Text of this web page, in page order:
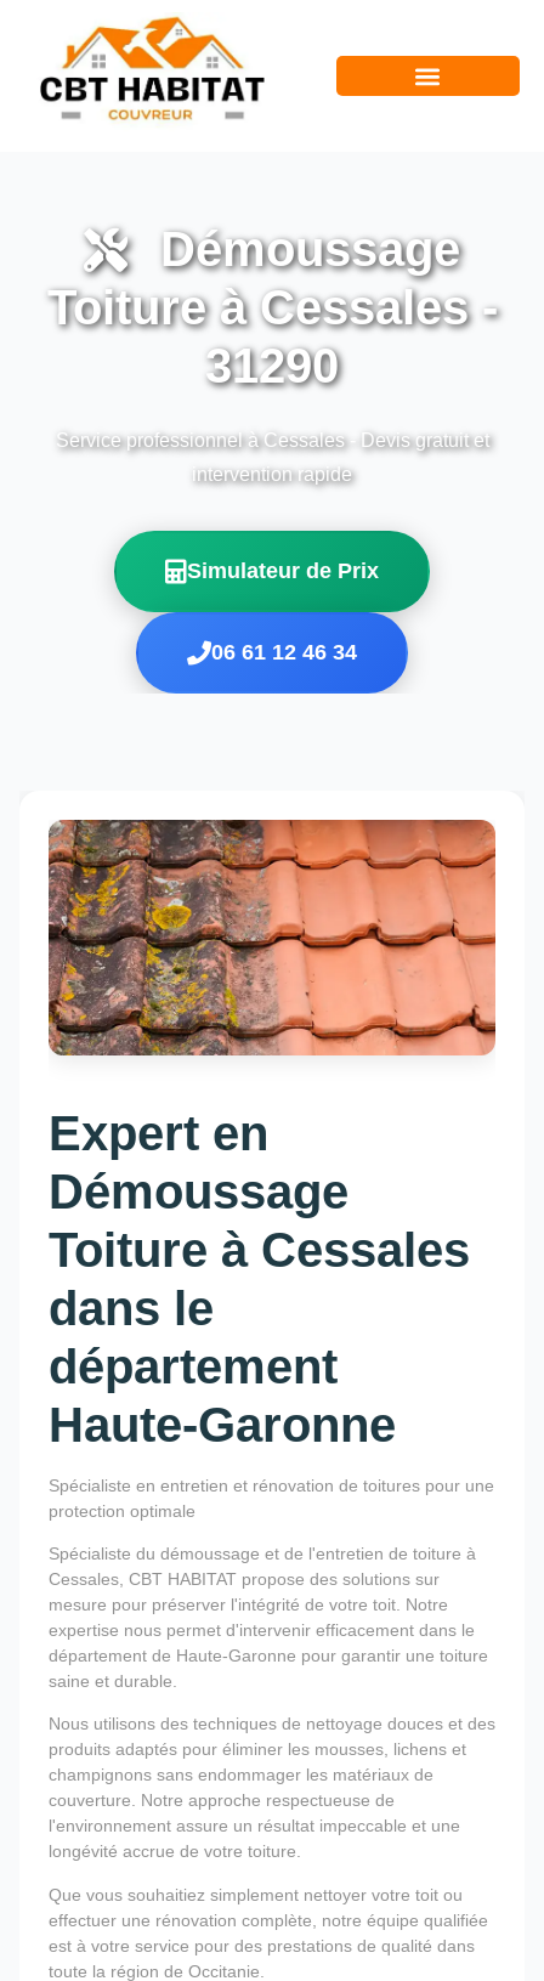
Démoussage
Toiture à Cessales -
31290
Service professionnel à Cessales - Devis gratuit et
intervention rapide
Simulateur de Prix
06 61 12 46 34
Expert en
Démoussage
Toiture à Cessales
dans le
département
Haute-Garonne
Spécialiste en entretien et rénovation de toitures pour une
protection optimale
Spécialiste du démoussage et de l'entretien de toiture à
Cessales, CBT HABITAT propose des solutions sur
mesure pour préserver l'intégrité de votre toit. Notre
expertise nous permet d'intervenir efficacement dans le
département de Haute-Garonne pour garantir une toiture
saine et durable.
Nous utilisons des techniques de nettoyage douces et des
produits adaptés pour éliminer les mousses, lichens et
champignons sans endommager les matériaux de
couverture. Notre approche respectueuse de
l'environnement assure un résultat impeccable et une
longévité accrue de votre toiture.
Que vous souhaitiez simplement nettoyer votre toit ou
effectuer une rénovation complète, notre équipe qualifiée
est à votre service pour des prestations de qualité dans
toute la région de Occitanie.